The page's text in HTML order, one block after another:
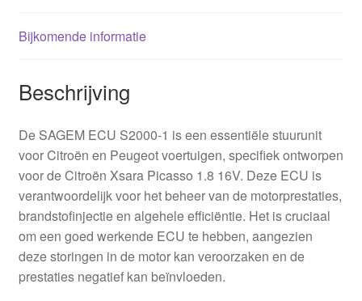
Bijkomende informatie
Beschrijving
De SAGEM ECU S2000-1 is een essentiële stuurunit
voor Citroën en Peugeot voertuigen, specifiek ontworpen
voor de Citroën Xsara Picasso 1.8 16V. Deze ECU is
verantwoordelijk voor het beheer van de motorprestaties,
brandstofinjectie en algehele efficiëntie. Het is cruciaal
om een goed werkende ECU te hebben, aangezien
deze storingen in de motor kan veroorzaken en de
prestaties negatief kan beïnvloeden.